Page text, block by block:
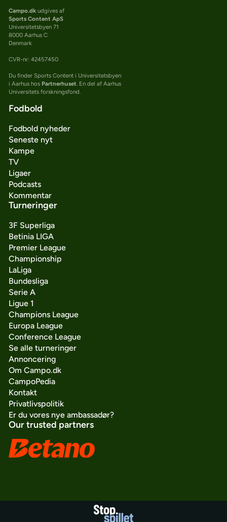
Campo.dkudgives af
Sports Content ApS
Universitetsbyen 71
8000 Aarhus C
Denmark
CVR-nr: 42457450
Du finder Sports Content i Universitetsbyen
i Aarhus hos Partnerhuset . En del af Aarhus
Universitets forskningsfond.
Fodbold
Fodbold nyheder
Seneste nyt
Kampe
TV
Ligaer
Podcasts
Kommentar
Turneringer
3F Superliga
Betinia LIGA
Premier League
Championship
LaLiga
Bundesliga
Serie A
Ligue 1
Champions League
Europa League
Conference League
Se alle turneringer
Annoncering
Om Campo.dk
CampoPedia
Kontakt
Privatlivspolitik
Er du vores nye ambassadør?
Our trusted partners